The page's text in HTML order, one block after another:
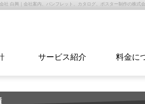
社 白興｜会社案内、パンフレット、カタログ、ポスター制作の株式
サービス紹介 料金に